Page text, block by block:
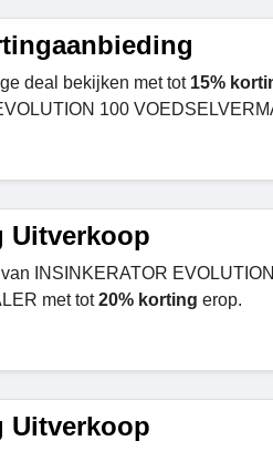
deal bekijken met tot 15%
100
Uitverkoop
INSINKERATOR
met tot20% korting erop.
Uitverkoop